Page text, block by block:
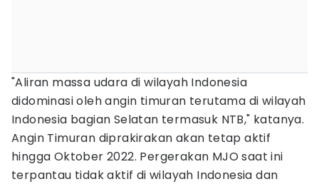
"Aliran massa udara di wilayah Indonesia
didominasi oleh angin timuran terutama di wilayah
Indonesia bagian Selatan termasuk NTB," katanya.
Angin Timuran diprakirakan akan tetap aktif
hingga Oktober 2022. Pergerakan MJO saat ini
terpantau tidak aktif di wilayah Indonesia dan